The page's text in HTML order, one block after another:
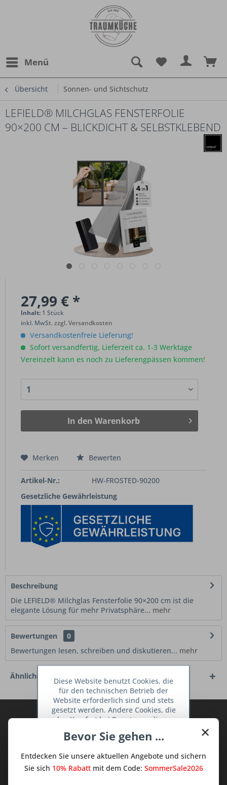
Menü
Übersicht Sonnen- und Sichtschutz
LEFIELD® MILCHGLAS FENSTERFOLIE
90×200 CM – BLICKDICHT & SELBSTKLEBEND
27,99 € *
Inhalt: 1 Stück
inkl. MwSt.zzgl. Versandkosten
Versandkostenfreie Lieferung!
Sofort versandfertig, Lieferzeit ca. 1-3 Werktage
Vereinzelt kann es noch zu Lieferengpässen kommen!
In den Warenkorb
Merken Bewerten
Artikel-Nr.:
HW-FROSTED-90200
Gesetzliche Gewährleistung
Beschreibung
Die LEFIELD® Milchglas Fensterfolie 90×200 cm ist die
elegante Lösung für mehr Privatsphäre... mehr
Bewertungen
0
Bewertungen lesen, schreiben und diskutieren... mehr
Ähnliche Artikel
Abonnieren Sie den kostenlosen Deine
Sie keine Neuigkeit oder Aktion mehr aus
dem Traum Küchen - Shop.
×
Bevor Sie gehen ...
Entdecken Sie unsere aktuellen Angebote und sichern
Sie sich 10% Rabattmit dem Code: SommerSale2026
Diese Website benutzt Cookies, die
für den technischen Betrieb der
Website erforderlich sind und stets
gesetzt werden. Andere Cookies, die
den Komfort bei Benutzung dieser
dienen oder die Interaktion mit
Netzwerken vereinfachen sollen,
werden nur mit Ihrer Zustimmung